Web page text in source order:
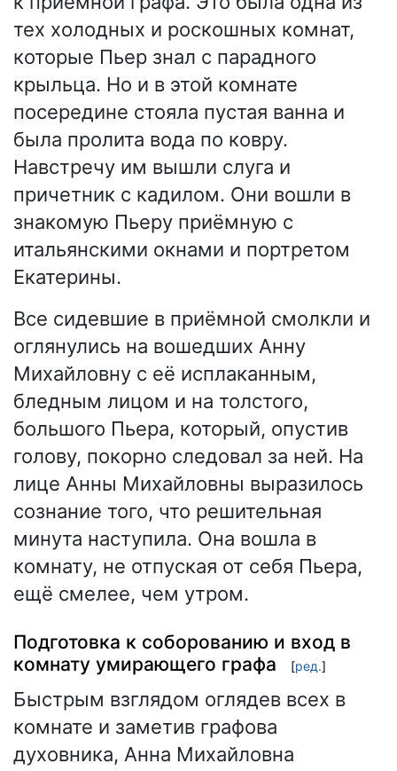
тех холодных и роскошных комнат,
которые Пьер знал с парадного
крыльца. Но и в этой комнате
посередине стояла пустая ванна и
была пролита вода по ковру.
Навстречу им вышли слуга и
причетник с кадилом. Они вошли в
знакомую Пьеру приёмную с
итальянскими окнами и портретом
Екатерины.
Все сидевшие в приёмной смолкли и
оглянулись на вошедших Анну
Михайловну с её исплаканным,
бледным лицом и на толстого,
большого Пьера, который, опустив
голову, покорно следовал за ней. На
лице Анны Михайловны выразилось
сознание того, что решительная
минута наступила. Она вошла в
комнату, не отпуская от себя Пьера,
ещё смелее, чем утром.
Подготовка к соборованию и вход в
комнату умирающего графа
[ред.]
Быстрым взглядом оглядев всех в
комнате и заметив графова
духовника, Анна Михайловна